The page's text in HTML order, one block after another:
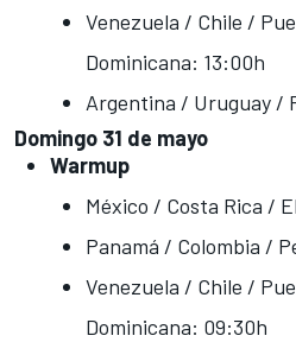
Venezuela / Chile /
Dominicana: 13:00h
Argentina / Uruguay /
Domingo 31 de mayo
Warmup
México / Costa Rica /
Panamá / Colombia /
Venezuela / Chile /
Dominicana: 09:30h